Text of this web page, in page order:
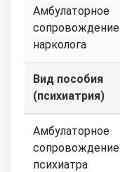
Амбулаторное
сопровождение
нарколога
Вид пособия
(психиатрия)
Амбулаторное
сопровождение
психиатра